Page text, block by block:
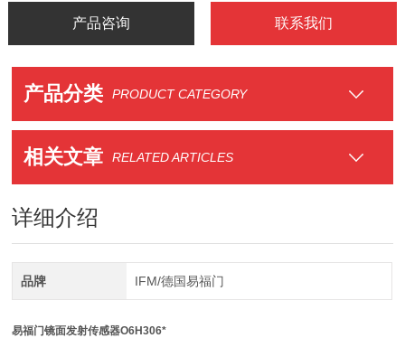
产品咨询 联系我们
产品分类 PRODUCT CATEGORY
相关文章 RELATED ARTICLES
详细介绍
品牌 IFM/德国易福门
易福门镜面发射传感器O6H306*